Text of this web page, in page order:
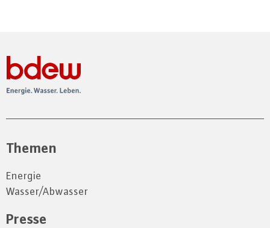
Themen
Energie
Wasser/Abwasser
Presse